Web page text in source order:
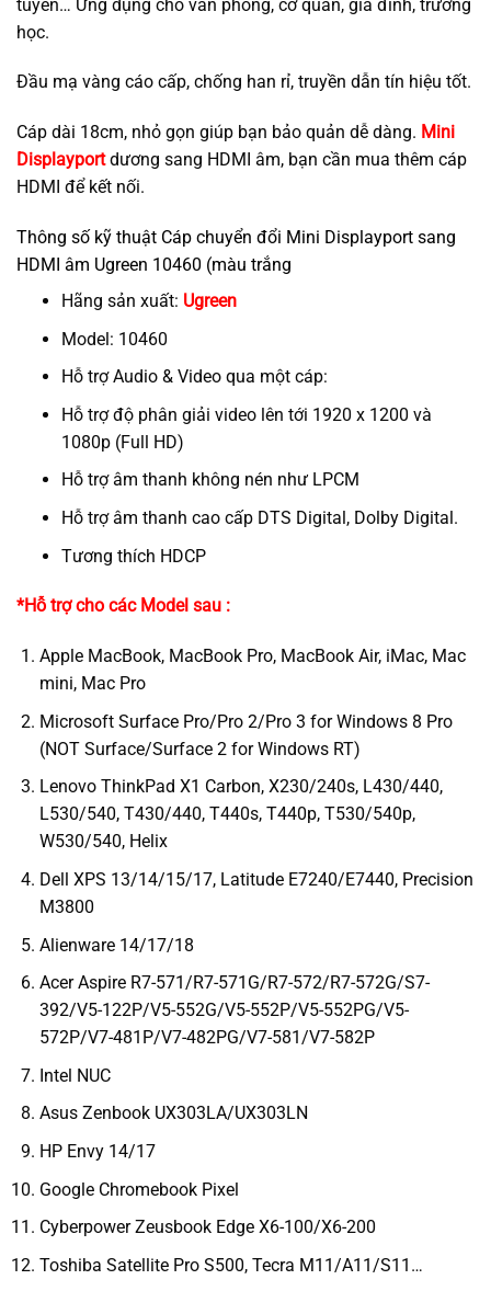
tuyến… Ứng dụng cho văn phòng, cơ quan, gia đình, trường
học.
Đầu mạ vàng cáo cấp, chống han rỉ, truyền dẫn tín hiệu tốt.
Cáp dài 18cm, nhỏ gọn giúp bạn bảo quản dễ dàng. Mini
Displayportdương sang HDMI âm, bạn cần mua thêm cáp
HDMI để kết nối.
Thông số kỹ thuật Cáp chuyển đổi Mini Displayport sang
HDMI âm Ugreen 10460 (màu trắng
Hãng sản xuất: Ugreen
Model: 10460
Hỗ trợ Audio & Video qua một cáp:
Hỗ trợ độ phân giải video lên tới 1920 x 1200 và
1080p (Full HD)
Hỗ trợ âm thanh không nén như LPCM
Hỗ trợ âm thanh cao cấp DTS Digital, Dolby Digital.
Tương thích HDCP
*Hỗ trợ cho các Model sau :
Apple MacBook, MacBook Pro, MacBook Air, iMac, Mac
mini, Mac Pro
Microsoft Surface Pro/Pro 2/Pro 3 for Windows 8 Pro
(NOT Surface/Surface 2 for Windows RT)
Lenovo ThinkPad X1 Carbon, X230/240s, L430/440,
L530/540, T430/440, T440s, T440p, T530/540p,
W530/540, Helix
Dell XPS 13/14/15/17, Latitude E7240/E7440, Precision
M3800
Alienware 14/17/18
Acer Aspire R7-571/R7-571G/R7-572/R7-572G/S7-
392/V5-122P/V5-552G/V5-552P/V5-552PG/V5-
572P/V7-481P/V7-482PG/V7-581/V7-582P
Intel NUC
Asus Zenbook UX303LA/UX303LN
HP Envy 14/17
Google Chromebook Pixel
Cyberpower Zeusbook Edge X6-100/X6-200
Toshiba Satellite Pro S500, Tecra M11/A11/S11…